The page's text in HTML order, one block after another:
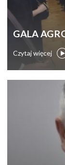
GALA
Czytaj więcej